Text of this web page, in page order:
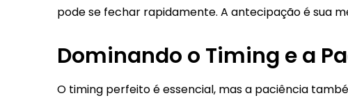
pode se fechar rapidamente. A antecipação é sua
Dominando o Timing e a
O timing perfeito é essencial, mas a paciência